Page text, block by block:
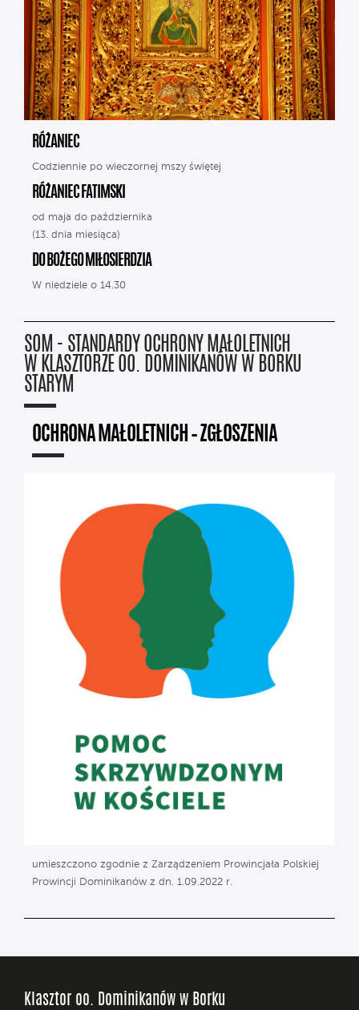
RÓŻANIEC
Codziennie po wieczornej mszy świętej
RÓŻANIEC FATIMSKI
od maja do października
(13. dnia miesiąca)
DO BOŻEGO MIŁOSIERDZIA
W niedziele o 14.30
SOM - STANDARDY OCHRONY MAŁOLETNICH
W KLASZTORZE OO. DOMINIKANÓW W BORKU
STARYM
OCHRONA MAŁOLETNICH – ZGŁOSZENIA
umieszczono zgodnie z Zarządzeniem Prowincjała Polskiej
Prowincji Dominikanów z dn. 1.09.2022 r.
Klasztor oo. Dominikanów w Borku